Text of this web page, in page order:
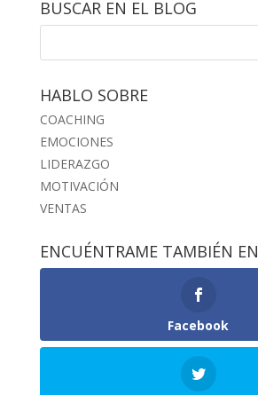
BUSCAR EN EL BLOG
HABLO SOBRE
COACHING
EMOCIONES
LIDERAZGO
MOTIVACIÓN
VENTAS
ENCUÉNTRAME TAMBIÉN EN
Facebook